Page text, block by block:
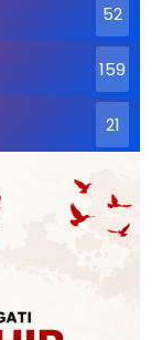
52
159
21